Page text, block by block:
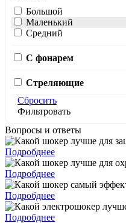
Большой
Маленький
Средний
С фонарем
Стреляющие
Сбросить
Фильтровать
Вопросы и ответы
Подробднее
Подробднее
Подробднее
Подробднее